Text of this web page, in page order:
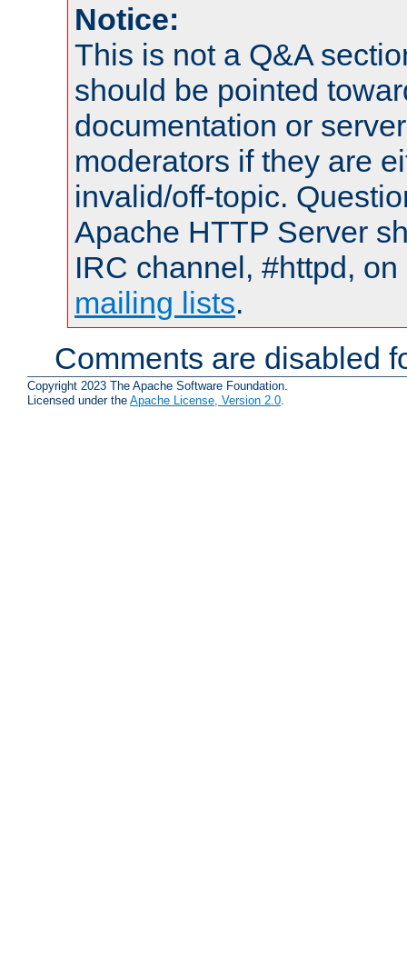
Notice:
This is not a Q&A
should be pointed
documentation or
moderators if they are
invalid/off-topic.
Apache HTTP Server
IRC channel, #httpd,
mailing lists.
Comments are disabled
Copyright 2023 The Apache Software Foundation.
Licensed under the Apache License, Version 2.0.